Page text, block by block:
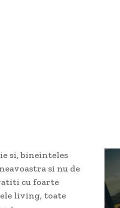
si, bineinteles
si nu de
cu foarte
living, toate